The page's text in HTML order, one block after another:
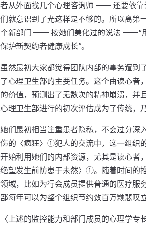
者从外面找几个心理咨询师 —— 还要依靠
们就意识到了光这样是不够的。所以离第
个新部门 —— 按她们美化过的说法 ——“
保护新契约者健康成长”。
虽然最初大家都觉得团队内部的事务遭到
了心理卫生部的主要任务。这个由读心者
的价值，预测出了无数次的精神崩溃，并
心理卫生部进行的初次评估成为了传统，
她们最初相当注重患者隐私，不会过分深
伤的〈疯狂〉①犯人的交流中，这一组织
开始利用她们的内部资源，尤其是读心者
绝望发生前防患于未然〉①。随着时间的
领域，比如为行会成员提供普通的医疗服
部每年可以为整个组织节约数百万颗悲叹
〈上述的监控能力和部门成员的心理学